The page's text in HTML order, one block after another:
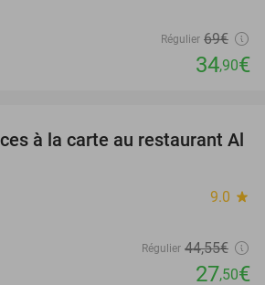
Régulier 69€
34,90€
38%
à la carte au restaurant Al
9.0 star
Régulier 44,55€
27,50€